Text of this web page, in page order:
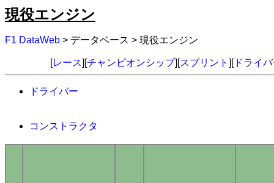
現役エンジン
F1 DataWeb > データベース > 現役エンジン
[レース][チャンピオンシップ][スプリント ][ドライ
ドライバー
コンストラクタ